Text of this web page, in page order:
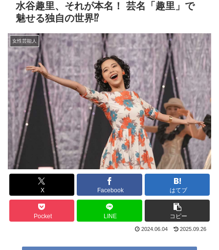
水谷趣里、それが本名！ 芸名「趣里」で
魅せる独自の世界⁉
女性芸能人
X Facebook はてブ
Pocket LINE コピー
2024.06.04 2025.09.26